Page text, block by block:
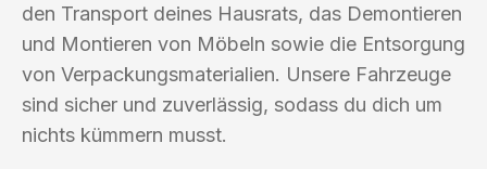
den Transport deines Hausrats, das Demontieren
und Montieren von Möbeln sowie die Entsorgung
von Verpackungsmaterialien. Unsere Fahrzeuge
sind sicher und zuverlässig, sodass du dich um
nichts kümmern musst.